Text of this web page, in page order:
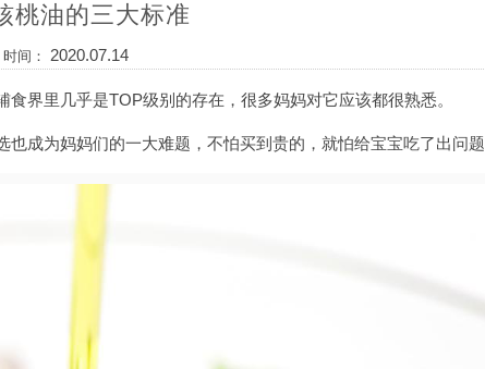
桃油的三大标准
时间： 2020.07.14
界里几乎是TOP级别的存在，很多妈妈对它应该都很熟悉。
成为妈妈们的一大难题，不怕买到贵的，就怕给宝宝吃了出问题